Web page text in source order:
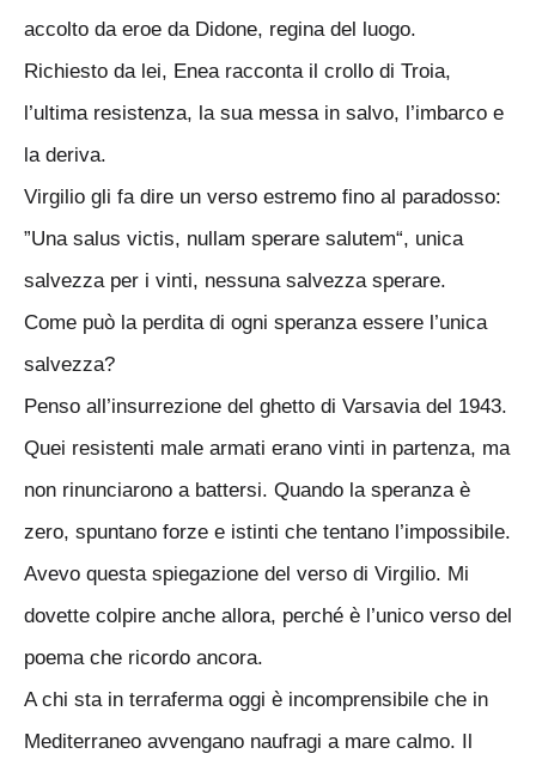
accolto da eroe da Didone, regina del luogo.
Richiesto da lei, Enea racconta il crollo di Troia,
l’ultima resistenza, la sua messa in salvo, l’imbarco e
la deriva.
Virgilio gli fa dire un verso estremo fino al paradosso:
”Una salus victis, nullam sperare salutem“, unica
salvezza per i vinti, nessuna salvezza sperare.
Come può la perdita di ogni speranza essere l’unica
salvezza?
Penso all’insurrezione del ghetto di Varsavia del 1943.
Quei resistenti male armati erano vinti in partenza, ma
non rinunciarono a battersi. Quando la speranza è
zero, spuntano forze e istinti che tentano l’impossibile.
Avevo questa spiegazione del verso di Virgilio. Mi
dovette colpire anche allora, perché è l’unico verso del
poema che ricordo ancora.
A chi sta in terraferma oggi è incomprensibile che in
Mediterraneo avvengano naufragi a mare calmo. Il